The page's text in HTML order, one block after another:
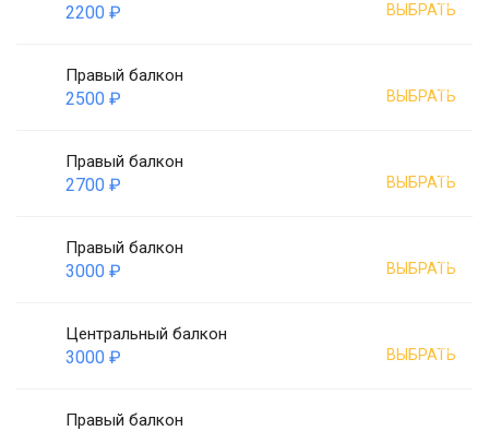
2200 ₽ ВЫБРАТЬ
Правый балкон
2500 ₽ ВЫБРАТЬ
Правый балкон
2700 ₽ ВЫБРАТЬ
Правый балкон
3000 ₽ ВЫБРАТЬ
Центральный балкон
3000 ₽ ВЫБРАТЬ
Правый балкон